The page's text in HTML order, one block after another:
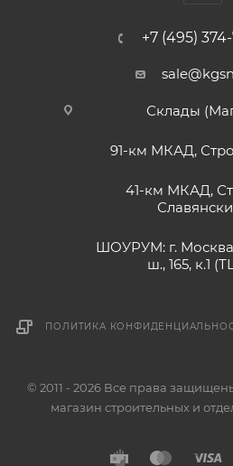
+7 (495)
Склады
91-км МКАД,
41-км МКАД,
ШОУРУМ: г.
ш., 165, к.1
ПОЛИТИКА
© 2011 - 2026 Все права
магазин строительных и